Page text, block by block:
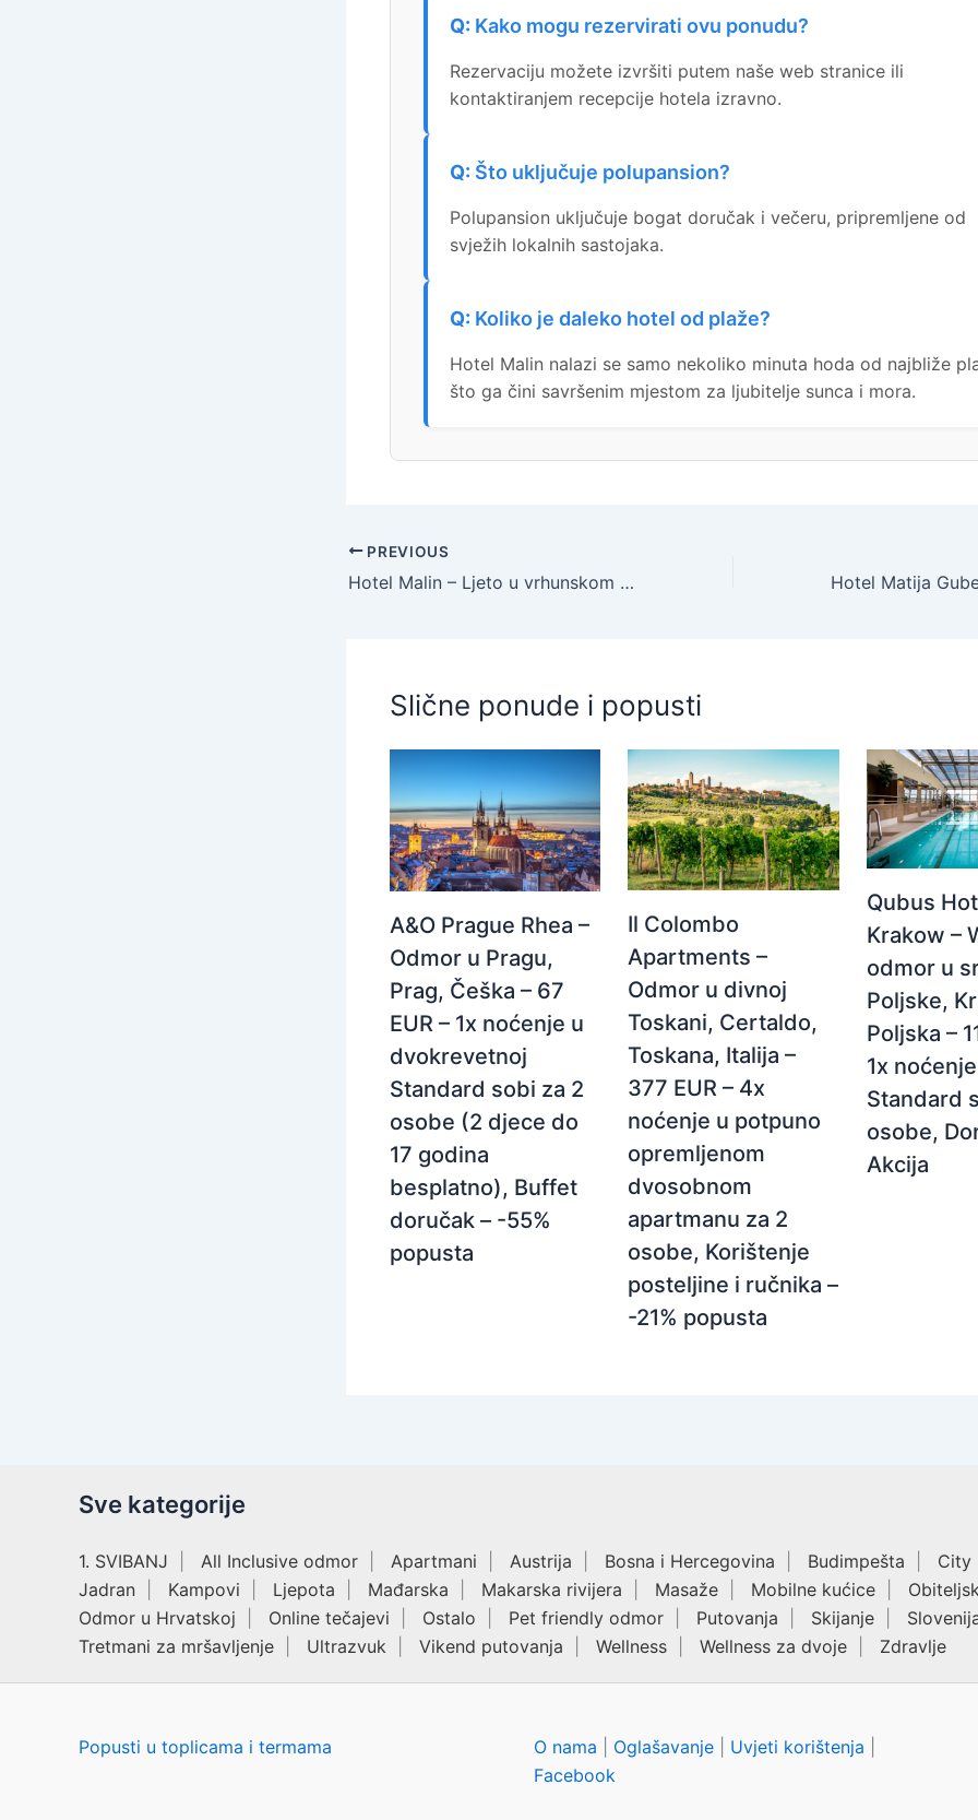
Kako mogu rezervirati ovu ponudu?
Rezervaciju možete izvršiti putem naše web stranice ili
kontaktiranjem recepcije hotela izravno.
Što uključuje polupansion?
Polupansion uključuje bogat doručak i večeru, pripremljene od
svježih lokalnih sastojaka.
Koliko je daleko hotel od plaže?
Hotel Malin nalazi se samo nekoliko minuta hoda od najbliže
što ga čini savršenim mjestom za ljubitelje sunca i mora.
PREVIOUS
Hotel Malin – Ljeto u vrhunskom hotelu na Krku – Superior soba, Malinska, otok Krk, Hrvatska – 1.555 EUR – 5x noćenje u Superior dvokrevetnoj sobi s balkonom za 2 osobe, Polupansion – Akcija
Slične ponude i popusti
A&O Prague Rhea –
Odmor u Pragu,
Prag, Češka – 67
EUR – 1x noćenje u
dvokrevetnoj
Standard sobi za 2
osobe (2 djece do
17 godina
besplatno), Buffet
doručak – -55%
popusta
Il Colombo
Apartments –
Odmor u divnoj
Toskani, Certaldo,
Toskana, Italija –
377 EUR – 4x
noćenje u potpuno
opremljenom
dvosobnom
apartmanu za 2
osobe, Korištenje
posteljine i ručnika –
-21% popusta
Qubus
Krakow –
odmor u
Poljske,
Poljska –
1x
Standard
osobe,
Akcija
Sve kategorije
1. SVIBANJ All Inclusive odmor Apartmani Austrija Bosna i Hercegovina Budimpešta
City
Jadran
Kampovi Ljepota Mađarska Makarska rivijera Masaže Mobilne kućice
Odmor u Hrvatskoj
Online tečajevi Ostalo Pet friendly odmor Putovanja Skijanje
Tretmani za mršavljenje
Ultrazvuk Vikend putovanja Wellness Wellness za dvoje Zdravlje
Popusti u toplicama i termama O nama Oglašavanje| Uvjeti korištenja
Facebook